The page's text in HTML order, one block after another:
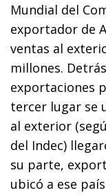
Mundial del
exportador de
ventas al
millones.
exportaciones
tercer lugar se
al exterior
del Indec)
su parte,
ubicó a ese